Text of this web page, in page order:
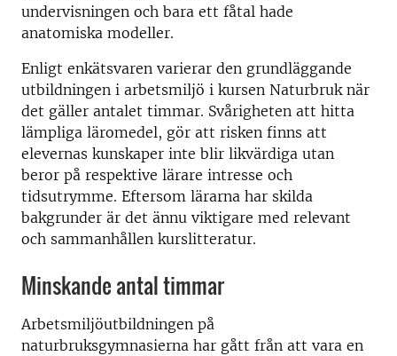
undervisningen och bara ett fåtal hade
anatomiska modeller.
Enligt enkätsvaren varierar den grundläggande
utbildningen i arbetsmiljö i kursen Naturbruk när
det gäller antalet timmar. Svårigheten att hitta
lämpliga läromedel, gör att risken finns att
elevernas kunskaper inte blir likvärdiga utan
beror på respektive lärare intresse och
tidsutrymme. Eftersom lärarna har skilda
bakgrunder är det ännu viktigare med relevant
och sammanhållen kurslitteratur.
Minskande antal timmar
Arbetsmiljöutbildningen på
naturbruksgymnasierna har gått från att vara en